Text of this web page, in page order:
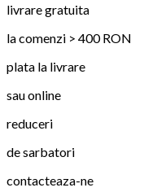
livrare gratuita
la comenzi > 400 RON
plata la livrare
sau online
reduceri
de sarbatori
contacteaza-ne